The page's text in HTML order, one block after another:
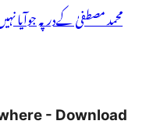
محمد مصطفیٰ کےدرپہ جوآیا
- Download